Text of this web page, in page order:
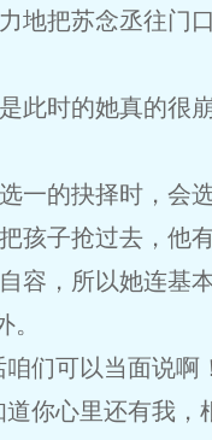
地把苏念丞往门口
此时的她真的很
一的抉择时，会
孩子抢过去，他
容，所以她连基
们可以当面说
你心里还有我